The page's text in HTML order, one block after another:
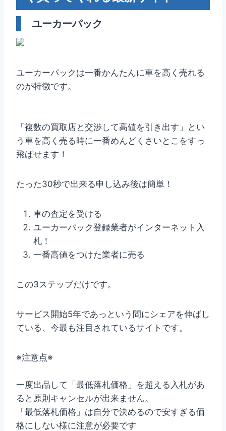
ユーカーパック
ユーカーパックは一番かんたんに車を高く売れる
のが特徴です。
「複数の買取店と交渉して高値を引き出す」とい
う車を高く売る時に一番めんどくさいとこをすっ
飛ばせます！
たった30秒で出来る申し込み後は簡単！
車の査定を受ける
ユーカーパック登録業者がインターネット入
札！
一番高値をつけた業者に売る
この3ステップだけです。
サービス開始5年であっという間にシェアを伸ばし
ている、今最も注目されているサイトです。
※注意点※
一度出品して「最低落札価格」を超える入札があ
ると原則キャンセルが出来ません。
「最低落札価格」は自分で決めるので安すぎる価
格にしない様に注意が必要です